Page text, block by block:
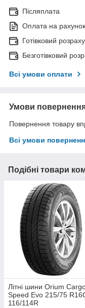
Післяплата
Оплата на рахунок
Готівковий
Безготівковий
Всі умови оплати
Умови
Повернення товару
Всі умови
Подібні товари
Літні шини Orium
Speed Evo 215/75
116/114R